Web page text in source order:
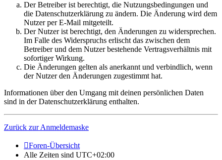
Der Betreiber ist berechtigt, die Nutzungsbedingungen und
die Datenschutzerklärung zu ändern. Die Änderung wird dem
Nutzer per E-Mail mitgeteilt.
Der Nutzer ist berechtigt, den Änderungen zu widersprechen.
Im Falle des Widerspruchs erlischt das zwischen dem
Betreiber und dem Nutzer bestehende Vertragsverhältnis mit
sofortiger Wirkung.
Die Änderungen gelten als anerkannt und verbindlich, wenn
der Nutzer den Änderungen zugestimmt hat.
Informationen über den Umgang mit deinen persönlichen Daten
sind in der Datenschutzerklärung enthalten.
Zurück zur Anmeldemaske
Foren-Übersicht
Alle Zeiten sind UTC+02:00